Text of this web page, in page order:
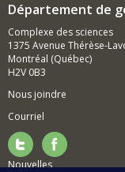
Département de
Complexe des sciences
1375 Avenue Thérèse-
Montréal (Québec)
H2V 0B3
Nous joindre
Courriel
Nouvelles